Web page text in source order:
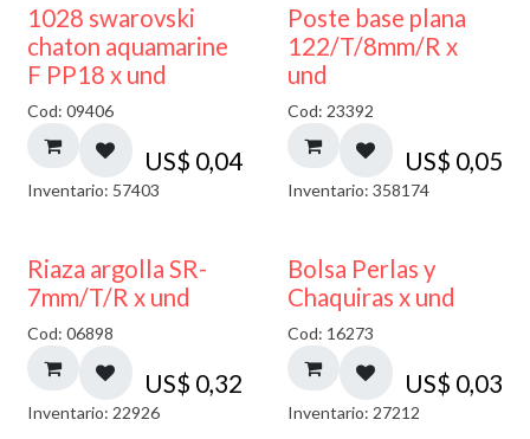
1028 swarovski
chaton aquamarine
F PP18 x und
Cod: 09406
US$ 0,04
Inventario: 57403
Poste base plana
122/T/8mm/R x
und
Cod: 23392
US$ 0,05
Inventario: 358174
Riaza argolla SR-
7mm/T/R x und
Cod: 06898
US$ 0,32
Inventario: 22926
Bolsa Perlas y
Chaquiras x und
Cod: 16273
US$ 0,03
Inventario: 27212